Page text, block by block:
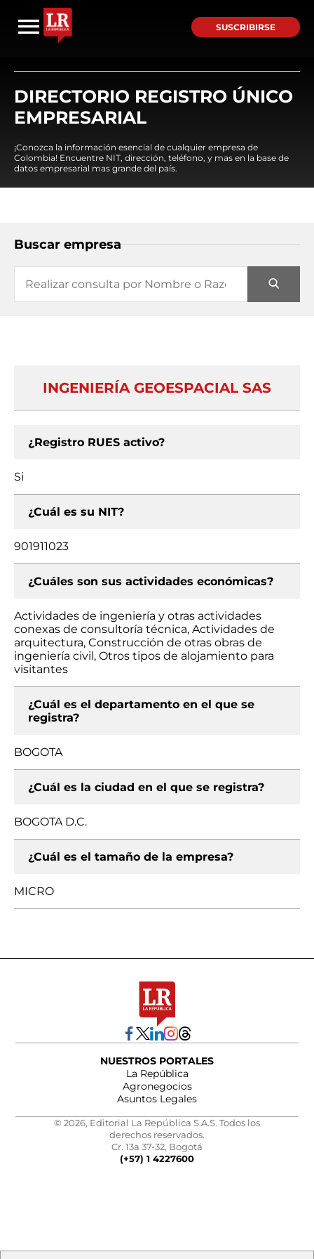
SUSCRIBIRSE
DIRECTORIO REGISTRO ÚNICO
EMPRESARIAL
¡Conozca la información esencial de cualquier empresa de
Colombia! Encuentre NIT, dirección, teléfono, y mas en la base de
datos empresarial mas grande del país.
Buscar empresa
INGENIERÍA GEOESPACIAL SAS
¿Registro RUES activo?
Si
¿Cuál es su NIT?
901911023
¿Cuáles son sus actividades económicas?
Actividades de ingeniería y otras actividades
conexas de consultoría técnica, Actividades de
arquitectura, Construcción de otras obras de
ingeniería civil, Otros tipos de alojamiento para
visitantes
¿Cuál es el departamento en el que se
registra?
BOGOTA
¿Cuál es la ciudad en el que se registra?
BOGOTA D.C.
¿Cuál es el tamaño de la empresa?
MICRO
NUESTROS PORTALES
La República
Agronegocios
Asuntos Legales
© 2026, Editorial La República S.A.S. Todos los
derechos reservados.
Cr. 13a 37-32, Bogotá
(+57) 1 4227600